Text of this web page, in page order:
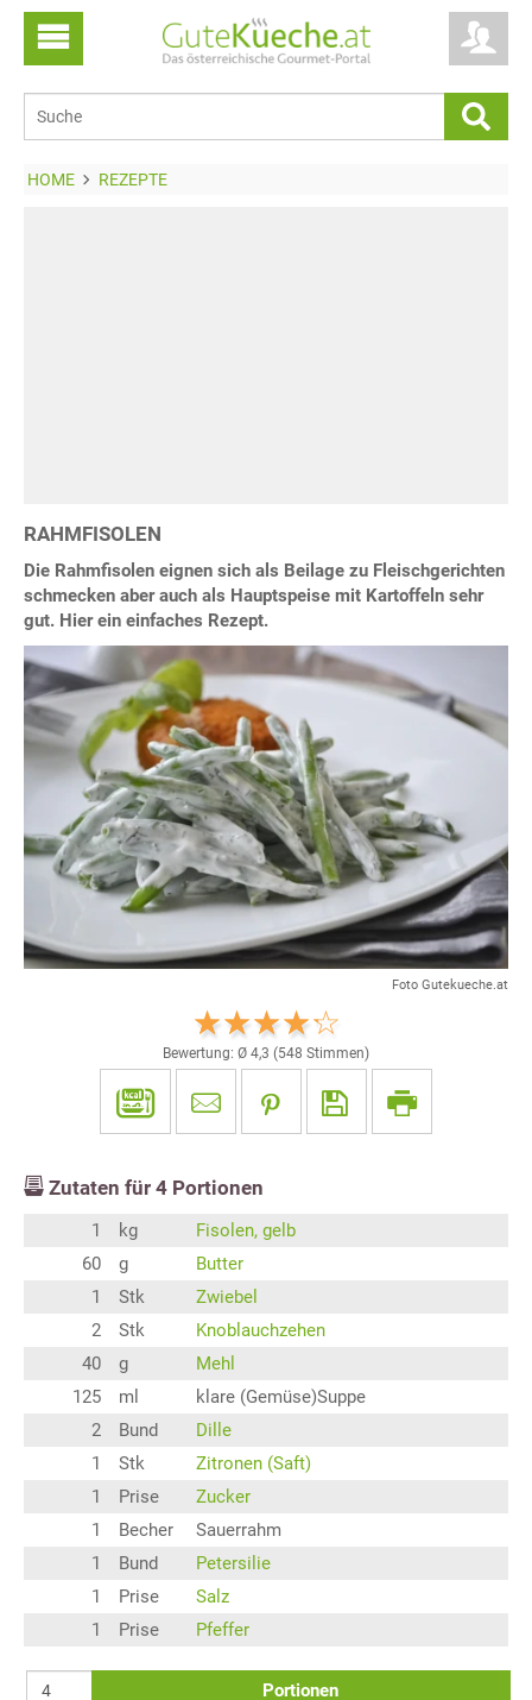
HOME REZEPTE
RAHMFISOLEN
Die Rahmfisolen eignen sich als Beilage zu Fleischgerichten
schmecken aber auch als Hauptspeise mit Kartoffeln sehr
gut. Hier ein einfaches Rezept.
Foto Gutekueche.at
Bewertung: Ø 4,3 (548 Stimmen)
Zutaten für 4 Portionen
1 kg
Fisolen, gelb
60
g
Butter
1
Stk
Zwiebel
2
Stk
Knoblauchzehen
40
g
Mehl
125
ml
klare (Gemüse)Suppe
2
Bund
Dille
1
Stk
Zitronen (Saft)
1
Prise
Zucker
1
Becher
Sauerrahm
1
Bund
Petersilie
1
Prise
Salz
1
Prise Pfeffer
Portionen